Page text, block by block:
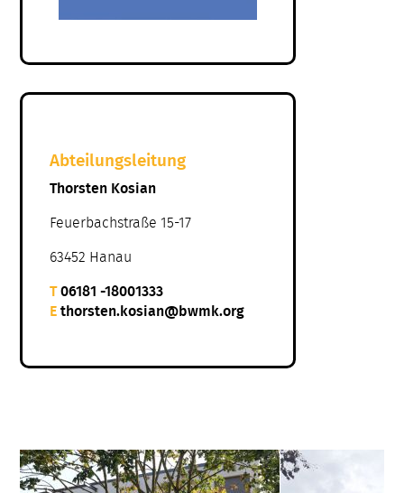
Abteilungsleitung
Thorsten Kosian
Feuerbachstraße 15-17
63452 Hanau
T06181 -18001333
Ethorsten.kosian@bwmk.org